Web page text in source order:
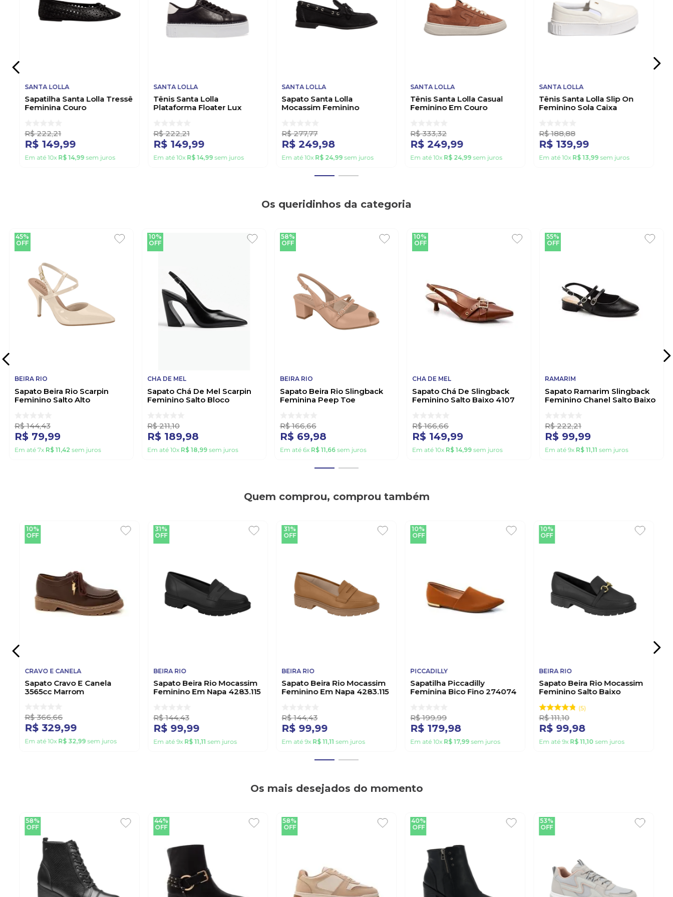
SANTA LOLLA
Sapatilha Santa Lolla Tressê
Feminina Couro
R$ 222,21
R$ 149,99
Em até10x R$ 14,99sem juros
SANTA LOLLA
Tênis Santa Lolla
Plataforma Floater Lux
R$ 222,21
R$ 149,99
Em até10x R$ 14,99sem juros
SANTA LOLLA
Sapato Santa Lolla
Mocassim Feminino
R$ 277,77
R$ 249,98
Em até10x R$ 24,99sem juros
SANTA LOLLA
Tênis Santa Lolla Casual
Feminino Em Couro
R$ 333,32
R$ 249,99
Em até10x R$ 24,99sem juros
SANTA LOLLA
Tênis Santa Lolla Slip On
Feminino Sola Caixa
R$ 188,88
R$ 139,99
Em até10x R$ 13,99sem juros
Os queridinhos da categoria
45%
OFF
BEIRA RIO
Sapato Beira Rio Scarpin
Feminino Salto Alto
R$ 144,43
R$ 79,99
Em até 7x R$ 11,42 sem juros
10%
OFF
CHA DE MEL
Sapato Chá De Mel Scarpin
Feminino Salto Bloco
R$ 211,10
R$ 189,98
Em até 10x R$ 18,99sem juros
58%
OFF
BEIRA RIO
Sapato Beira Rio Slingback
Feminina Peep Toe
R$ 166,66
R$ 69,98
Em até 6x R$ 11,66sem juros
10%
OFF
CHA DE MEL
Sapato Chá De Slingback
Feminino Salto Baixo 4107
R$ 166,66
R$ 149,99
Em até10x R$ 14,99 sem juros
55%
OFF
RAMARIM
Sapato Ramarim Slingback
Feminino Chanel Salto Baixo
R$ 222,21
R$ 99,99
Em até9x R$ 11,11 sem juros
Quem comprou, comprou também
10%
OFF
CRAVO E CANELA
Sapato Cravo E Canela
3565cc Marrom
R$ 366,66
R$ 329,99
Em até10x R$ 32,99sem juros
31%
OFF
BEIRA RIO
Sapato Beira Rio Mocassim
Feminino Em Napa 4283.115
R$ 144,43
R$ 99,99
Em até9x R$ 11,11sem juros
31%
OFF
BEIRA RIO
Sapato Beira Rio Mocassim
Feminino Em Napa 4283.115
R$ 144,43
R$ 99,99
Em até9x R$ 11,11 sem juros
10%
OFF
PICCADILLY
Sapatilha Piccadilly
Feminina Bico Fino 274074
R$ 199,99
R$ 179,98
Em até10x R$ 17,99sem juros
10%
OFF
BEIRA RIO
Sapato Beira Rio Mocassim
Feminino Salto Baixo
5
R$ 111,10
R$ 99,98
Em até9x R$ 11,10 sem juros
Os mais desejados do momento
58%
OFF
44%
OFF
58%
OFF
40%
OFF
53%
OFF